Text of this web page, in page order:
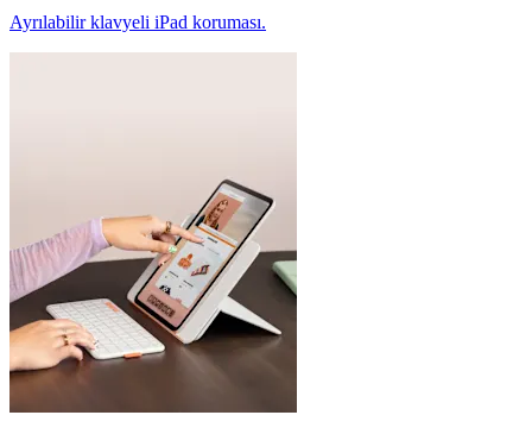
Ayrılabilir klavyeli iPad koruması.